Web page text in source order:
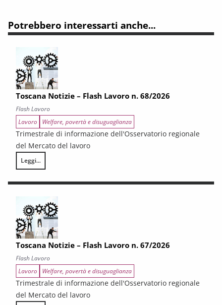
Potrebbero interessarti anche...
Toscana Notizie – Flash Lavoro n. 68/2026
Flash Lavoro
Lavoro
Welfare, povertà e disuguaglianza
Trimestrale di informazione dell'Osservatorio regionale
del Mercato del lavoro
Leggi...
Toscana Notizie – Flash Lavoro n. 68/2026
Toscana Notizie – Flash Lavoro n. 67/2026
Flash Lavoro
Lavoro
Welfare, povertà e disuguaglianza
Trimestrale di informazione dell'Osservatorio regionale
del Mercato del lavoro